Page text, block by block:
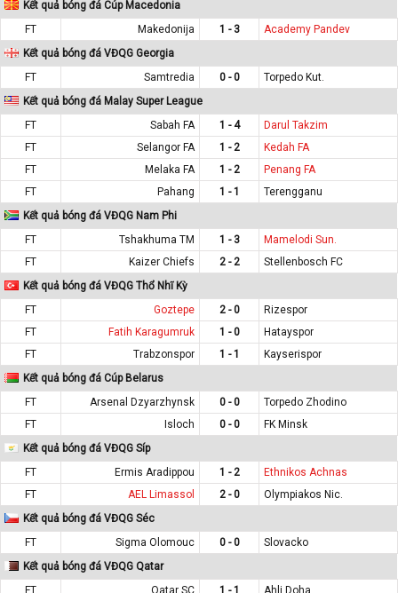
Kết quả bóng đá Cúp Macedonia
FT
Makedonija 1 - 3
Academy Pandev
Kết quả bóng đá VĐQG Georgia
FT
Samtredia 0 - 0
Torpedo Kut.
Kết quả bóng đá Malay Super League
FT
Sabah FA 1 - 4
Darul Takzim
FT
Selangor FA 1 - 2
Kedah FA
FT
Melaka FA 1 - 2
Penang FA
FT
Pahang 1 - 1
Terengganu
Kết quả bóng đá VĐQG Nam Phi
FT
Tshakhuma TM 1 - 3
Mamelodi Sun.
FT
Kaizer Chiefs 2 - 2
Stellenbosch FC
Kết quả bóng đá VĐQG Thổ Nhĩ Kỳ
FT
Goztepe 2 - 0
Rizespor
FT
Fatih Karagumruk 1 - 0
Hatayspor
FT
Trabzonspor 1 - 1
Kayserispor
Kết quả bóng đá Cúp Belarus
FT
Arsenal Dzyarzhynsk 0 - 0
Torpedo Zhodino
FT
Isloch 0 - 0
FK Minsk
Kết quả bóng đá VĐQG Síp
FT
Ermis Aradippou 1 - 2
Ethnikos Achnas
FT
AEL Limassol 2 - 0
Olympiakos Nic.
Kết quả bóng đá VĐQG Séc
FT
Sigma Olomouc 0 - 0
Slovacko
Kết quả bóng đá VĐQG Qatar
FT
Qatar SC 1 - 1
Ahli Doha